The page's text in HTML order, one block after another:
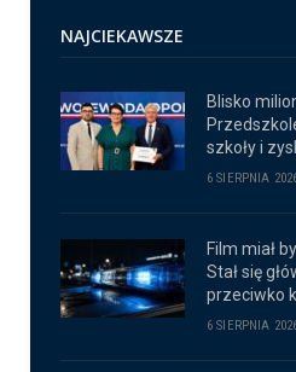
NAJCIEKAWSZE
Blisko
szkoły i
6 SIERPNIA
Film miał
Stał się
przeciwko
6 SIERPNIA